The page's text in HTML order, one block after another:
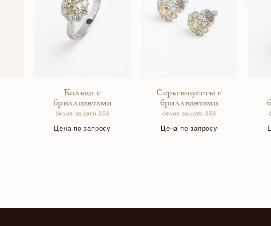
Кольцо с
бриллиантами
белое золото 585
Цена по запросу
Серьги-пусеты с
бриллиантами
белое золото 585
Цена по запросу